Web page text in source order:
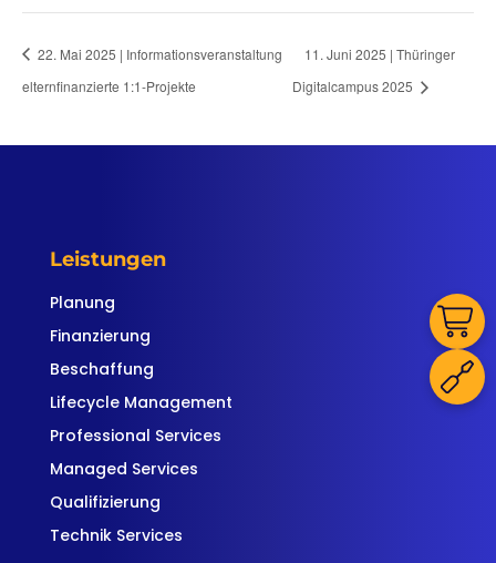
22. Mai 2025 | Informationsveranstaltung
elternfinanzierte 1:1-Projekte
11. Juni 2025 | Thüringer
Digitalcampus 2025
Leistungen
Planung
Finanzierung
Beschaffung
Lifecycle Management
Professional Services
Managed Services
Qualifizierung
Technik Services